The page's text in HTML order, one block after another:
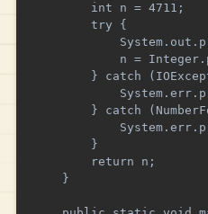
        int n = 4711;
        try {
n =
} catch
} catch
        }
        return n;
    }